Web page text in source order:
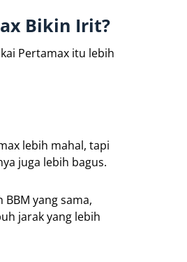
Bikin Irit?
Pertamax itu lebih
lebih mahal, tapi
juga lebih bagus.
yang sama,
jarak yang lebih